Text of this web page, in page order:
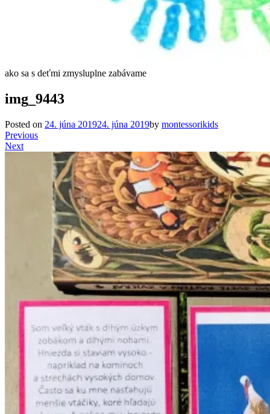
ako sa s deťmi zmysluplne zabávame
img_9443
Posted on 24. júna 201924. júna 2019by montessorikids
Previous
Next